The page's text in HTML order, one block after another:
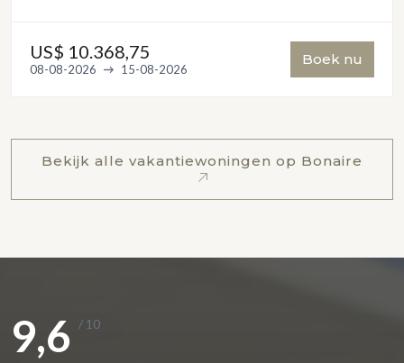
US$ 10.368,75
08-08-2026 15-08-2026
Boek nu
Bekijk alle vakantiewoningen op Bonaire
9,6 / 10